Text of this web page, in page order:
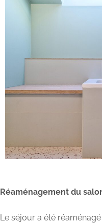
Réaménagement du
Le séjour a été